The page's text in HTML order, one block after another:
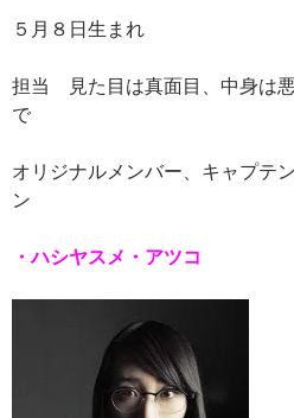
５月８日生まれ
担当 見た目は真面目、中身は
で
オリジナルメンバー、キャプテ
ン
・ハシヤスメ・アツコ